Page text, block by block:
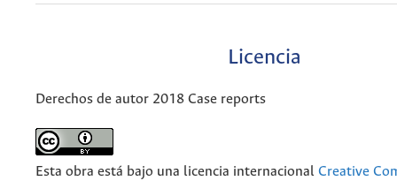
Licencia
Derechos de autor 2018 Case reports
Esta obra está bajo una licencia internacional Creative